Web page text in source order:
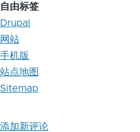
自由标签
Drupal
网站
手机版
站点地图
Sitemap
添加新评论